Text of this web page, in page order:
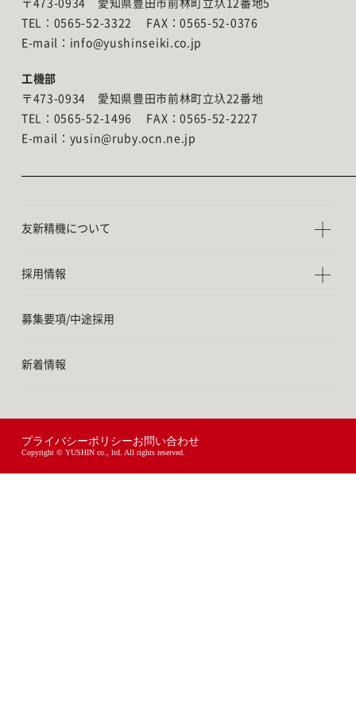
TEL：0565-52-3322 FAX：0565-52-0376
E-mail：info@yushinseiki.co.jp
工機部
〒473-0934 愛知県豊田市前林町立圦22番地
TEL：0565-52-1496 FAX：0565-52-2227
E-mail：yusin@ruby.ocn.ne.jp
友新精機について
採用情報
募集要項/中途採用
新着情報
プライバシーポリシーお問い合わせ
Copyright © YUSHIN co., ltd. All rights reserved.